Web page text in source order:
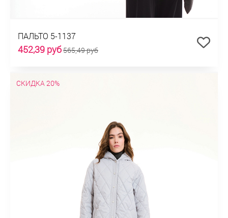
ПАЛЬТО 5-1137
452,39 руб565,49 руб
СКИДКА 20%